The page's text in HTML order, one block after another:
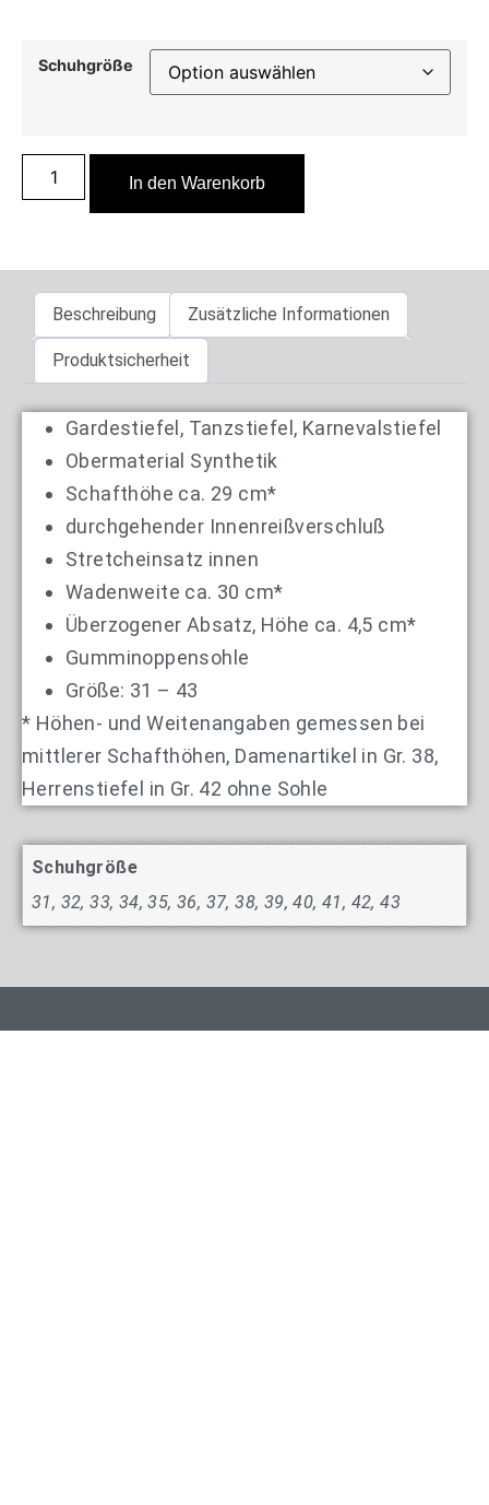
Schuhgröße
In den Warenkorb
Beschreibung Zusätzliche Informationen
Produktsicherheit
Gardestiefel, Tanzstiefel, Karnevalstiefel
Obermaterial Synthetik
Schafthöhe ca. 29 cm*
durchgehender Innenreißverschluß
Stretcheinsatz innen
Wadenweite ca. 30 cm*
Überzogener Absatz, Höhe ca. 4,5 cm*
Gumminoppensohle
Größe: 31 – 43
* Höhen- und Weitenangaben gemessen bei
mittlerer Schafthöhen, Damenartikel in Gr. 38,
Herrenstiefel in Gr. 42 ohne Sohle
Schuhgröße
31, 32, 33, 34, 35, 36, 37, 38, 39, 40, 41, 42, 43